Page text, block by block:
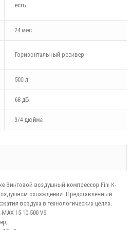
есть
24 мес
Горизонтальный ресивер
500 л
68 дБ
3/4 дюйма
Винтовой воздушный компрессор Fini K-
охлаждении. Представленный
воздуха в технологических целях.
15-10-500 VS